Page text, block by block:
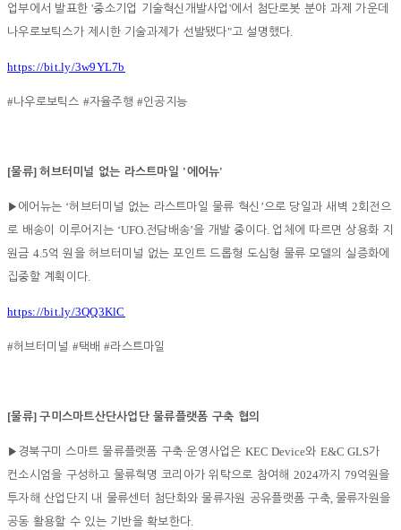
업부에서 발표한'중소기업 기술혁신개발사업 '에서 첨단로봇 분야 과제 가운데
나우로보틱스가 제시한 기술과제가 선발됐다"고 설명했다.
https://bit.ly/3w9YL7b
#나우로보틱스 #자율주행#인공지능
[물류]허브터미널 없는 라스트마일 '에어뉴'
▶ 에어뉴는 ‘허브터미널 없는 라스트마일 물류 혁신 ’으로 당일과 새벽2회전으
로 배송이 이루어지는 ‘UFO.전담배송’을 개발 중이다. 업체에 따르면 상용화 지
원금 4.5억 원을 허브터미널 없는 포인트 드롭형 도심형 물류 모델의 실증화에
집중할 계획이다.
https://bit.ly/3QQ3KlC
#허브터미널 #택배#라스트마일
[물류]구미스마트산단사업단 물류플랫폼 구축 협의
▶ 경북구미 스마트 물류플랫폼 구축·운영사업은 KEC Device와 E&C GLS가
컨소시엄을 구성하고 물류혁명 코리아가 위탁으로 참여해 2024까지 79억원을
투자해 산업단지 내 물류센터 첨단화와 물류자원 공유플랫폼 구축, 물류자원을
공동 활용할 수 있는 기반을 확보한다.